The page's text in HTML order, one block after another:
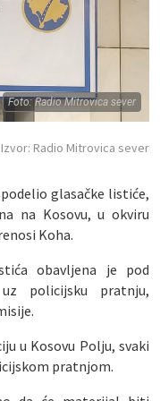
Foto: Radio Mitrovica sever
Izvor: Radio Mitrovica sever
glasačke listiće,
na Kosovu, u okviru
Koha.
obavljena je pod
policijsku pratnju,
u Kosovu Polju, svaki
pratnjom.